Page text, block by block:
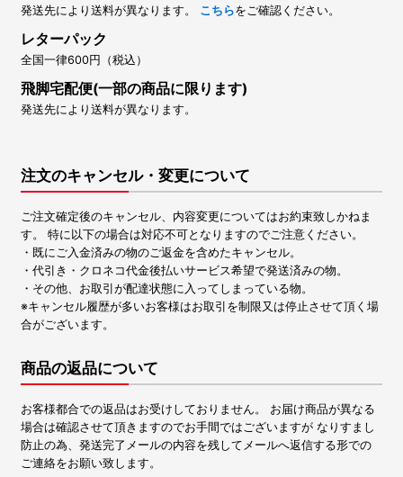
発送先により送料が異なります。 こちらをご確認ください。
レターパック
全国一律600円（税込）
飛脚宅配便(一部の商品に限ります)
発送先により送料が異なります。
注文のキャンセル・変更について
ご注文確定後のキャンセル、内容変更についてはお約束致しかねま
す。 特に以下の場合は対応不可となりますのでご注意ください。
・既にご入金済みの物のご返金を含めたキャンセル。
・代引き・クロネコ代金後払いサービス希望で発送済みの物。
・その他、お取引が配達状態に入ってしまっている物。
※キャンセル履歴が多いお客様はお取引を制限又は停止させて頂く場
合がございます。
商品の返品について
お客様都合での返品はお受けしておりません。 お届け商品が異なる
場合は確認させて頂きますのでお手間ではございますが なりすまし
防止の為、発送完了メールの内容を残してメールへ返信する形での
ご連絡をお願い致します。